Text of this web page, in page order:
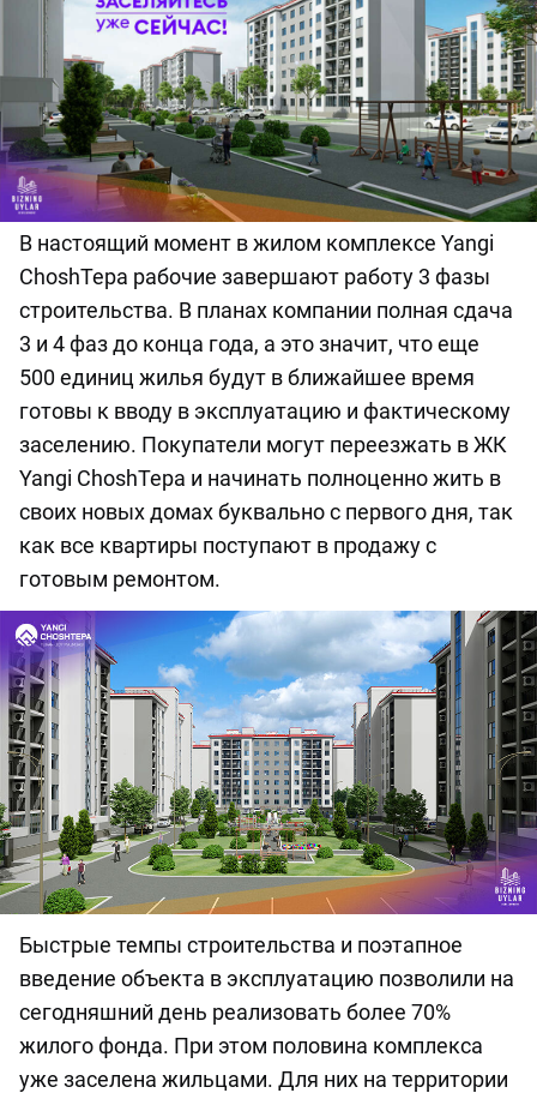
В настоящий момент в жилом комплексе Yangi
ChoshTepa рабочие завершают работу 3 фазы
строительства. В планах компании полная сдача
3 и 4 фаз до конца года, а это значит, что еще
500 единиц жилья будут в ближайшее время
готовы к вводу в эксплуатацию и фактическому
заселению. Покупатели могут переезжать в ЖК
Yangi ChoshTepa и начинать полноценно жить в
своих новых домах буквально с первого дня, так
как все квартиры поступают в продажу с
готовым ремонтом.
Быстрые темпы строительства и поэтапное
введение объекта в эксплуатацию позволили на
сегодняшний день реализовать более 70%
жилого фонда. При этом половина комплекса
уже заселена жильцами. Для них на территории